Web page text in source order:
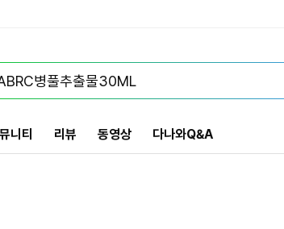
니티 리뷰 동영상 다나와Q&A